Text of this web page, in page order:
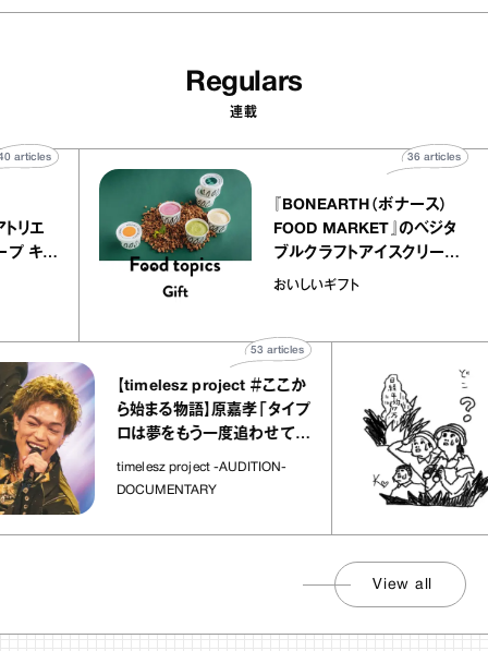
Regulars
連載
ー アトリエ
クレープ キャ
40articles
『BONEARTH（ボナース）
FOOD MARKET』のベジ
ブルクラフトアイスクリー
｜真野知子の「おいしい
おいしいギフト
36
【timelesz project ＃ここか
ら始まる物語】原嘉孝「タイプ
ロは夢をもう一度追わせてく
れた場所」
timelesz project -AUDITION-
DOCUMENTARY
articles
View all